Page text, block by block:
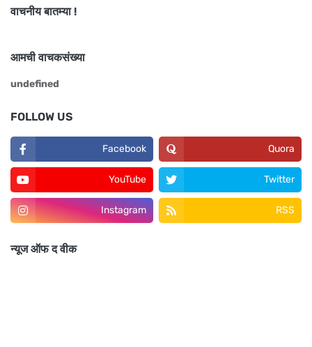
वाचनीय बातम्या !
आमची वाचकसंख्या
undefned
FOLLOW US
Facebook Quora
YouTube Twitter
Instagram RSS
न्यूज ऑफ द वीक